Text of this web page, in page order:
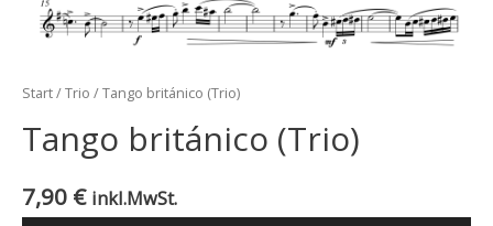
Start/Trio / Tango británico (Trio)
Tango británico (Trio)
7,90 € inkl.MwSt.